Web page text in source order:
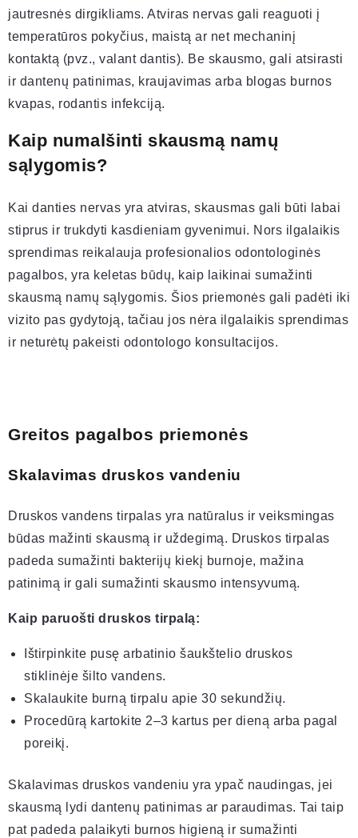
jautresnės dirgikliams. Atviras nervas gali reaguoti į
temperatūros pokyčius, maistą ar net mechaninį
kontaktą (pvz., valant dantis). Be skausmo, gali atsirasti
ir dantenų patinimas, kraujavimas arba blogas burnos
kvapas, rodantis infekciją.
Kaip numalšinti skausmą namų
sąlygomis?
Kai danties nervas yra atviras, skausmas gali būti labai
stiprus ir trukdyti kasdieniam gyvenimui. Nors ilgalaikis
sprendimas reikalauja profesionalios odontologinės
pagalbos, yra keletas būdų, kaip laikinai sumažinti
skausmą namų sąlygomis. Šios priemonės gali padėti iki
vizito pas gydytoją, tačiau jos nėra ilgalaikis sprendimas
ir neturėtų pakeisti odontologo konsultacijos.
Greitos pagalbos priemonės
Skalavimas druskos vandeniu
Druskos vandens tirpalas yra natūralus ir veiksmingas
būdas mažinti skausmą ir uždegimą. Druskos tirpalas
padeda sumažinti bakterijų kiekį burnoje, mažina
patinimą ir gali sumažinti skausmo intensyvumą.
Kaip paruošti druskos tirpalą:
Ištirpinkite pusę arbatinio šaukštelio druskos
stiklinėje šilto vandens.
Skalaukite burną tirpalu apie 30 sekundžių.
Procedūrą kartokite 2–3 kartus per dieną arba pagal
poreikį.
Skalavimas druskos vandeniu yra ypač naudingas, jei
skausmą lydi dantenų patinimas ar paraudimas. Tai taip
pat padeda palaikyti burnos higieną ir sumažinti